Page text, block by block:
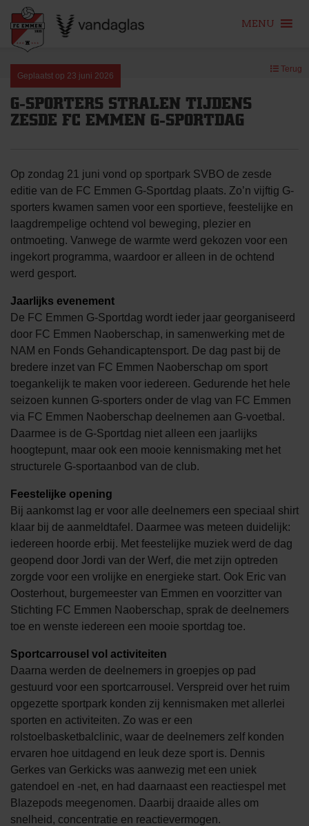
content
MENU
Geplaatst op 23 juni 2026
Terug
G-SPORTERS STRALEN TIJDENS
ZESDE FC EMMEN G-SPORTDAG
Op zondag 21 juni vond op sportpark SVBO de zesde
editie van de FC Emmen G-Sportdag plaats. Zo’n vijftig G-
sporters kwamen samen voor een sportieve, feestelijke en
laagdrempelige ochtend vol beweging, plezier en
ontmoeting. Vanwege de warmte werd gekozen voor een
ingekort programma, waardoor er alleen in de ochtend
werd gesport.
Jaarlijks evenement
De FC Emmen G-Sportdag wordt ieder jaar georganiseerd
door FC Emmen Naoberschap, in samenwerking met de
NAM en Fonds Gehandicaptensport. De dag past bij de
bredere inzet van FC Emmen Naoberschap om sport
toegankelijk te maken voor iedereen. Gedurende het hele
seizoen kunnen G-sporters onder de vlag van FC Emmen
via FC Emmen Naoberschap deelnemen aan G-voetbal.
Daarmee is de G-Sportdag niet alleen een jaarlijks
hoogtepunt, maar ook een mooie kennismaking met het
structurele G-sportaanbod van de club.
Feestelijke opening
Bij aankomst lag er voor alle deelnemers een speciaal shirt
klaar bij de aanmeldtafel. Daarmee was meteen duidelijk:
iedereen hoorde erbij. Met feestelijke muziek werd de dag
geopend door Jordi van der Werf, die met zijn optreden
zorgde voor een vrolijke en energieke start. Ook Eric van
Oosterhout, burgemeester van Emmen en voorzitter van
Stichting FC Emmen Naoberschap, sprak de deelnemers
toe en wenste iedereen een mooie sportdag toe.
Sportcarrousel vol activiteiten
Daarna werden de deelnemers in groepjes op pad
gestuurd voor een sportcarrousel. Verspreid over het ruim
opgezette sportpark konden zij kennismaken met allerlei
sporten en activiteiten. Zo was er een
rolstoelbasketbalclinic, waar de deelnemers zelf konden
ervaren hoe uitdagend en leuk deze sport is. Dennis
Gerkes van Gerkicks was aanwezig met een uniek
gatendoel en -net, en had daarnaast een reactiespel met
Blazepods meegenomen. Daarbij draaide alles om
snelheid, concentratie en reactievermogen.